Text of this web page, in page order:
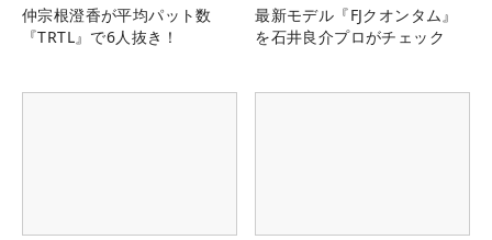
仲宗根澄香が平均パット数
『TRTL』で6人抜き！
最新モデル『FJクオンタム』
を石井良介プロがチェック